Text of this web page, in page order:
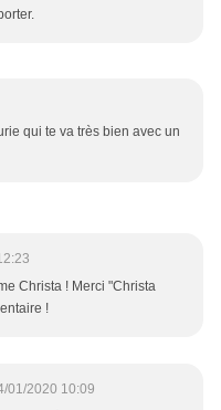
qui te va très bien avec un
Christa ! Merci "Christa
!
01/2020 10:09